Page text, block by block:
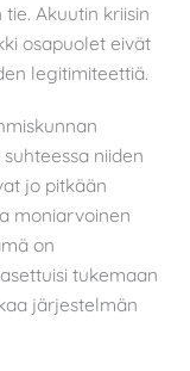
Akuutin kriisin
osapuolet eivät
legitimiteettiä.
niiden
jo pitkään
moniarvoinen
on
tukemaan
järjestelmän